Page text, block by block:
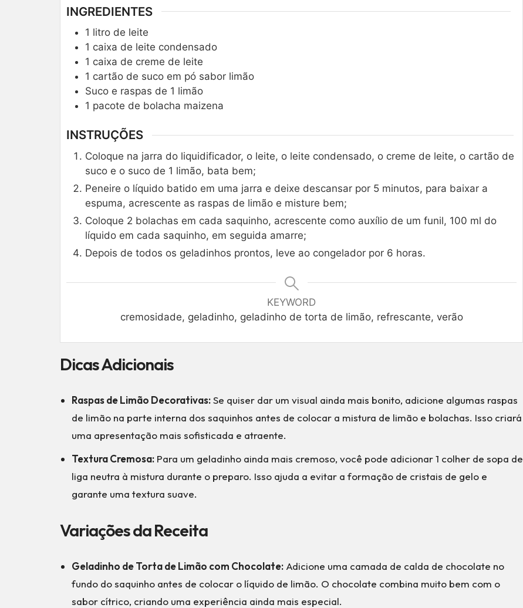
INGREDIENTES
1 litro de leite
1 caixa de leite condensado
1 caixa de creme de leite
1 cartão de suco em pó sabor limão
Suco e raspas de 1 limão
1 pacote de bolacha maizena
INSTRUÇÕES
Coloque na jarra do liquidificador, o leite, o leite condensado, o creme de leite, o cartão de
suco e o suco de 1 limão, bata bem;
Peneire o líquido batido em uma jarra e deixe descansar por 5 minutos, para baixar a
espuma, acrescente as raspas de limão e misture bem;
Coloque 2 bolachas em cada saquinho, acrescente como auxílio de um funil, 100 ml do
líquido em cada saquinho, em seguida amarre;
Depois de todos os geladinhos prontos, leve ao congelador por 6 horas.
KEYWORD
cremosidade, geladinho, geladinho de torta de limão, refrescante, verão
Dicas Adicionais
Raspas de Limão Decorativas:Se quiser dar um visual ainda mais bonito, adicione algumas raspas
de limão na parte interna dos saquinhos antes de colocar a mistura de limão e bolachas. Isso criará
uma apresentação mais sofisticada e atraente.
Textura Cremosa: Para um geladinho ainda mais cremoso, você pode adicionar 1 colher de sopa de
liga neutra à mistura durante o preparo. Isso ajuda a evitar a formação de cristais de gelo e
garante uma textura suave.
Variações da Receita
Geladinho de Torta de Limão com Chocolate: Adicione uma camada de calda de chocolate no
fundo do saquinho antes de colocar o líquido de limão. O chocolate combina muito bem com o
sabor cítrico, criando uma experiência ainda mais especial.